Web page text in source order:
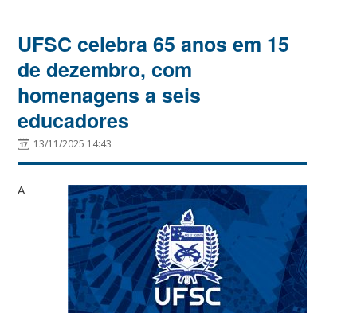
UFSC celebra 65 anos em 15
de dezembro, com
homenagens a seis
educadores
13/11/2025 14:43
A